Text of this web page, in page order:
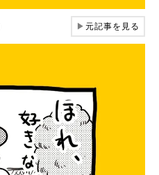
▶元記事を見る